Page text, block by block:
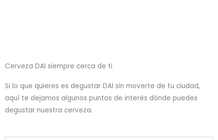
Cerveza DAI siempre cerca de ti
Si lo que quieres es degustar DAI sin moverte de tu ciudad,
aquí te dejamos algunos puntos de interés dónde puedes
degustar nuestra cerveza.